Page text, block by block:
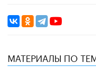
МАТЕРИАЛЫ ПО